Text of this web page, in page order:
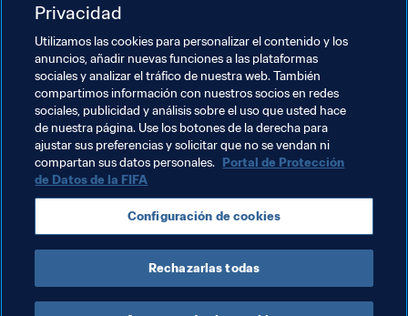
terceros.
Temas relacionados
Organización Consejo de la FIFA Azerbaijan
UEFA Nepal AFC
Organisation
Privacidad
Utilizamos las cookies para personalizar el contenido y los
anuncios, añadir nuevas funciones a las plataformas
sociales y analizar el tráfico de nuestra web. También
compartimos información con nuestros socios en redes
sociales, publicidad y análisis sobre el uso que usted hace
de nuestra página. Use los botones de la derecha para
ajustar sus preferencias y solicitar que no se vendan ni
compartan sus datos personales. Portal de Protección
de Datos de la FIFA
Configuración de cookies
Rechazarlas todas